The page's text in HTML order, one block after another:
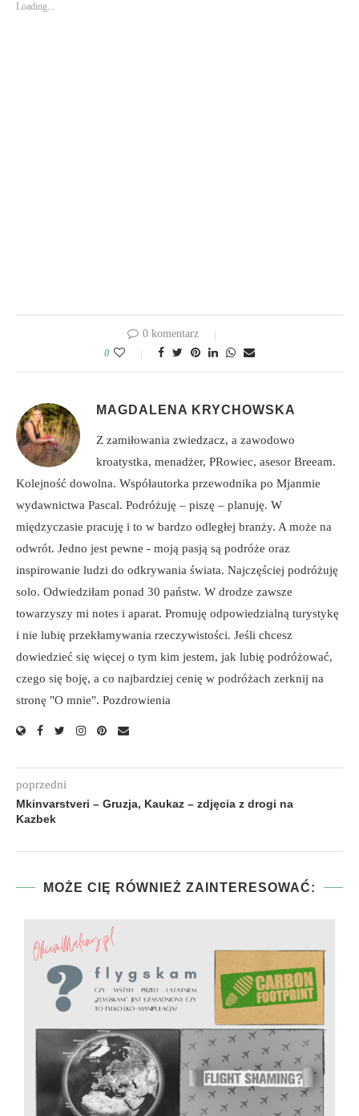
Loading...
0 komentarz
0
MAGDALENA KRYCHOWSKA
Z zamiłowania zwiedzacz, a zawodowo
kroatystka, menadżer, PRowiec, asesor Breeam.
Kolejność dowolna. Współautorka przewodnika po Mjanmie
wydawnictwa Pascal. Podróżuję – piszę – planuję. W
międzyczasie pracuję i to w bardzo odległej branży. A może na
odwrót. Jedno jest pewne - moją pasją są podróże oraz
inspirowanie ludzi do odkrywania świata. Najczęściej podróżuję
solo. Odwiedziłam ponad 30 państw. W drodze zawsze
towarzyszy mi notes i aparat. Promuję odpowiedzialną turystykę
i nie lubię przekłamywania rzeczywistości. Jeśli chcesz
dowiedzieć się więcej o tym kim jestem, jak lubię podróżować,
czego się boję, a co najbardziej cenię w podróżach zerknij na
stronę "O mnie". Pozdrowienia
poprzedni
Mkinvarstveri – Gruzja, Kaukaz – zdjęcia z drogi na
Kazbek
MOŻE CIĘ RÓWNIEŻ ZAINTERESOWAĆ: